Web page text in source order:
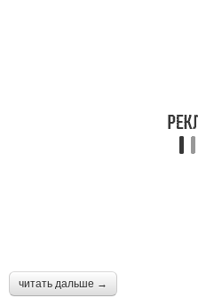
читать дальше →